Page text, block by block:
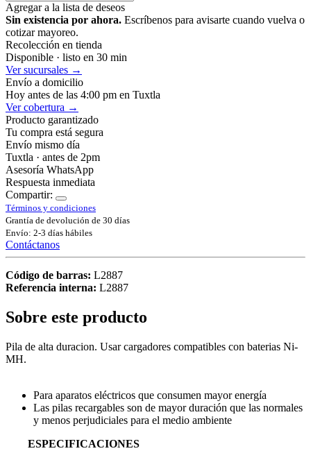
Agregar a la lista de deseos
Sin existencia por ahora. Escríbenos para avisarte cuando vuelva o
cotizar mayoreo.
Recolección en tienda
Disponible · listo en 30 min
Ver sucursales →
Envío a domicilio
Hoy antes de las 4:00 pm en Tuxtla
Ver cobertura →
Producto garantizado
Tu compra está segura
Envío mismo día
Tuxtla · antes de 2pm
Asesoría WhatsApp
Respuesta inmediata
Compartir:
Términos y condiciones
Grantía de devolución de 30 días
Envío: 2-3 días hábiles
Contáctanos
Código de barras: L2887
Referencia interna: L2887
Sobre este producto
Pila de alta duracion. Usar cargadores compatibles con baterias Ni-
MH.
Para aparatos eléctricos que consumen mayor energía
Las pilas recargables son de mayor duración que las normales
y menos perjudiciales para el medio ambiente
ESPECIFICACIONES